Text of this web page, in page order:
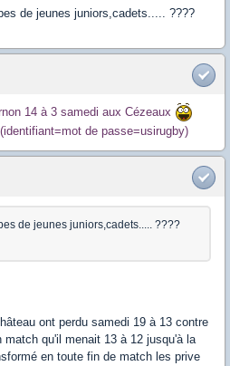
de jeunes juniors,cadets..... ????
14 à 3 samedi aux Cézeaux
(identifiant=mot de passe=usirugby)
de jeunes juniors,cadets..... ????
ont perdu samedi 19 à 13 contre
match qu'il menait 13 à 12 jusqu'à la
en toute fin de match les prive